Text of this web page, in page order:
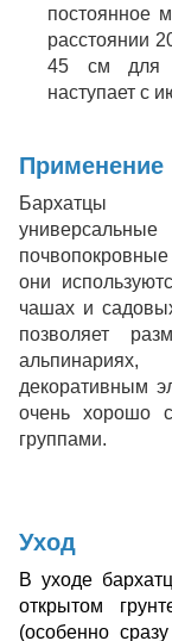
постоянное
расстоянии
45
см для
наступает с
Применение
универсальные
почвопокровные
они
чашах и
позволяет
декоративным
очень хорошо
группами.
Уход
В уходе
открытом
(особенно